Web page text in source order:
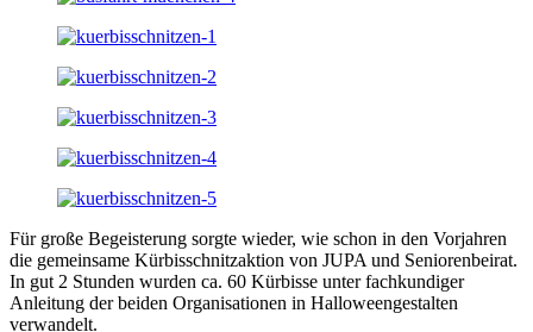
Für große Begeisterung sorgte wieder, wie schon in den Vorjahren
die gemeinsame Kürbisschnitzaktion von JUPA und Seniorenbeirat.
In gut 2 Stunden wurden ca. 60 Kürbisse unter fachkundiger
Anleitung der beiden Organisationen in Halloweengestalten
verwandelt.